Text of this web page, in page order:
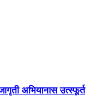
अभियानास उत्स्फूर्त